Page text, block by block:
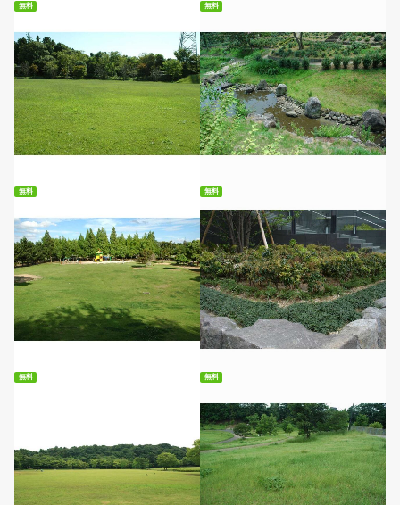
無料
無料ダウンロード
無料
無料ダウンロード
無料
無料ダウンロード
無料
無料ダウンロード
無料 無料